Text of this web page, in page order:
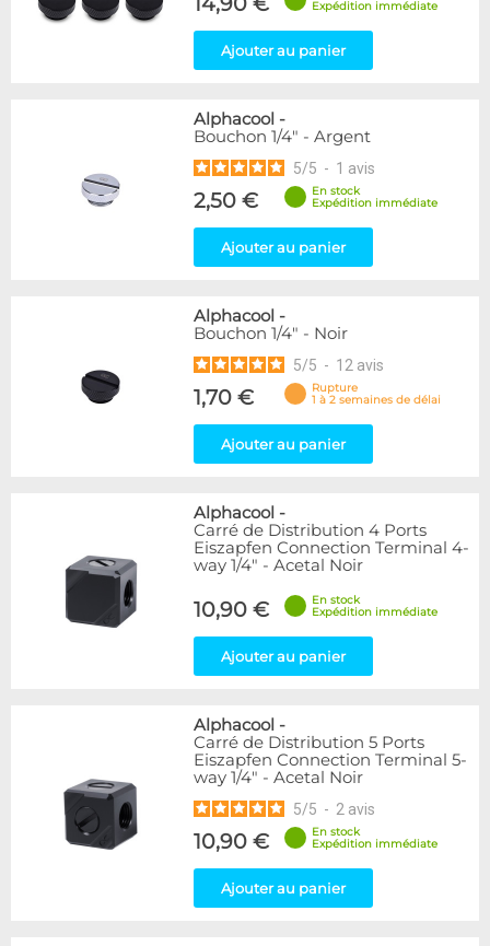
Expédition immédiate
Ajouter au panier
Alphacool -
Bouchon 1/4" - Argent
5/5 - 1 avis
2,50 €
En stock
Expédition immédiate
Ajouter au panier
Alphacool -
Bouchon 1/4" - Noir
5/5 - 12 avis
1,70 €
Rupture
1 à 2 semaines de délai
Ajouter au panier
Alphacool -
Carré de Distribution 4 Ports
Eiszapfen Connection Terminal 4-
way 1/4" - Acetal Noir
10,90 €
En stock
Expédition immédiate
Ajouter au panier
Alphacool -
Carré de Distribution 5 Ports
Eiszapfen Connection Terminal 5-
way 1/4" - Acetal Noir
5/5 - 2 avis
10,90 €
En stock
Expédition immédiate
Ajouter au panier